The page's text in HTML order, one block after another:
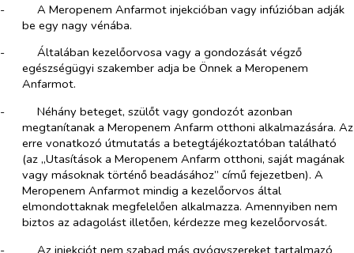
-​
A Meropenem Anfarmot injekcióban vagy infúzióban adják
be egy nagy vénába.
-​
Általában kezelőorvosa vagy a gondozását végző
egészségügyi szakember adja be Önnek a Meropenem
Anfarmot.
-​
Néhány beteget, szülőt vagy gondozót azonban
megtanítanak a Meropenem Anfarm otthoni alkalmazására. Az
erre vonatkozó útmutatás a betegtájékoztatóban található
(az „Utasítások a Meropenem Anfarm otthoni, saját magának
vagy másoknak történő beadásához” című fejezetben). A
Meropenem Anfarmot mindig a kezelőorvos által
elmondottaknak megfelelően alkalmazza. Amennyiben nem
biztos az adagolást illetően, kérdezze meg kezelőorvosát.
-​
Az injekciót nem szabad más gyógyszereket tartalmazó